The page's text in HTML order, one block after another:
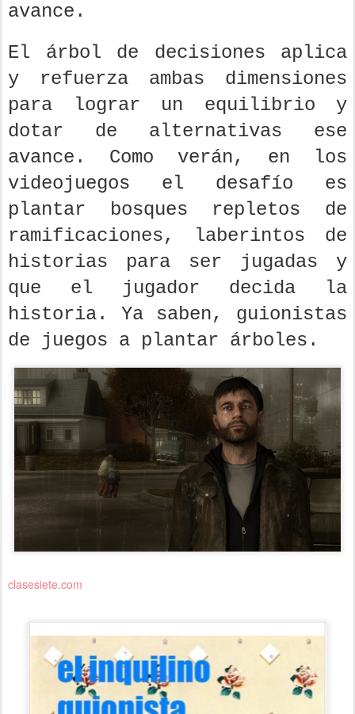
avance.
El árbol de decisiones aplica
y refuerza ambas dimensiones
para lograr un equilibrio y
dotar de alternativas ese
avance. Como verán, en los
videojuegos el desafío es
plantar bosques repletos de
ramificaciones, laberintos de
historias para ser jugadas y
que el jugador decida la
historia. Ya saben, guionistas
de juegos a plantar árboles.
clasesiete.com